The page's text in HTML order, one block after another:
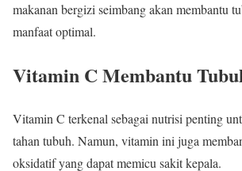
makanan bergizi seimbang akan membantu
manfaat optimal.
Vitamin C Membantu
Vitamin C terkenal sebagai nutrisi penting
tahan tubuh. Namun, vitamin ini juga
oksidatif yang dapat memicu sakit kepala.